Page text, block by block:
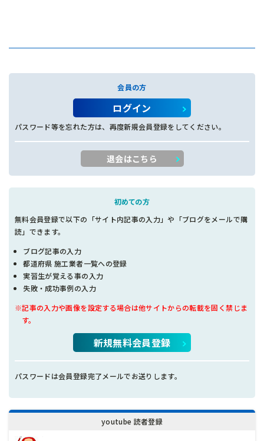
会員の方
ログイン
パスワード等を忘れた方は、再度新規会員登録をしてください。
退会はこちら
初めての方
無料会員登録で以下の「サイト内記事の入力」や「ブログをメールで購
読」できます。
ブログ記事の入力
都道府県 施工業者一覧への登録
実習生が覚える事の入力
失敗・成功事例の入力
※記事の入力や画像を設定する場合は他サイトからの転載を固く禁じま
す。
新規無料会員登録
パスワードは会員登録完了メールでお送りします。
youtube 読者登録